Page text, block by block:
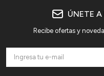
ÚNETE
Recibe ofertas y